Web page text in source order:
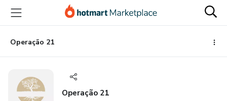
para
conteúdo
principal
para
pagamento
para
rodapé
Operação 21
Operação 21